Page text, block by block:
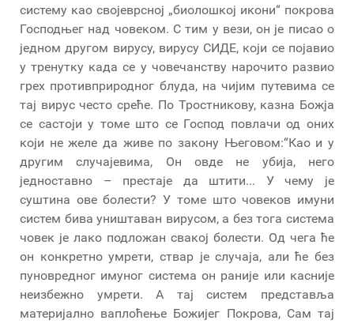
систему као својеврсној „биолошкој икони“ покрова
Господњег над човеком. С тим у вези, он је писао о
једном другом вирусу, вирусу СИДЕ, који се појавио
у тренутку када се у човечанству нарочито развио
грех противприродног блуда, на чијим путевима се
тај вирус често среће. По Тростникову, казна Божја
се састоји у томе што се Господ повлачи од оних
који не желе да живе по закону Његовом:“Као и у
другим случајевима, Он овде не убија, него
једноставно – престаје да штити... У чему је
суштина ове болести? У томе што човеков имуни
систем бива уништаван вирусом, а без тога система
човек је лако подложан свакој болести. Од чега ће
он конкретно умрети, ствар је случаја, али ће без
пуновредног имуног система он раније или касније
неизбежно умрети. А тај систем представља
материјално ваплоћење Божијег Покрова, Сам тај